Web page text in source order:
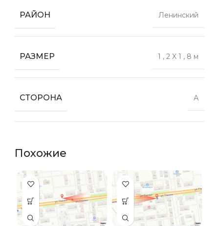
РАЙОН Ленинский
РАЗМЕР 1 , 2 X 1 , 8 м
СТОРОНА А
Похожие